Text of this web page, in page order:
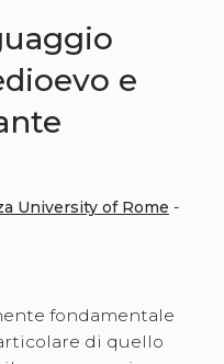
e
University of Rome -
fondamentale
di quello